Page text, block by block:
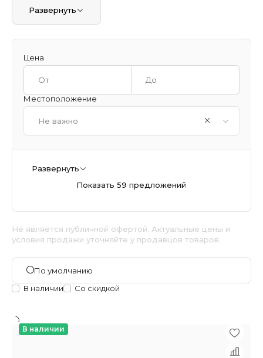
Развернуть
Цена
Местоположение
Не важно
Развернуть
Показать 59 предложений
Не является публичной офертой. Актуальные цены и
условия продажи уточняйте у продавцов товаров.
По умолчанию
В наличии
Со скидкой
В наличии